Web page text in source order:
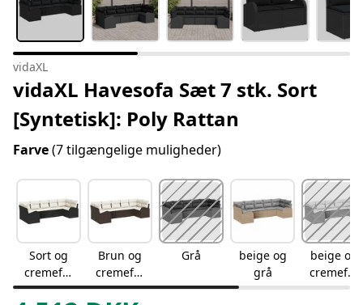
vidaXL
vidaXL Havesofa Sæt 7 stk. Sort
[Syntetisk]: Poly Rattan
Farve(7 tilgængelige muligheder)
Sort og
cremefar
vet
Brun og
cremefar
vet
Grå
beige og
grå
beige og
cremefar
vet